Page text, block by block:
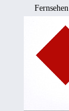
Fernsehen